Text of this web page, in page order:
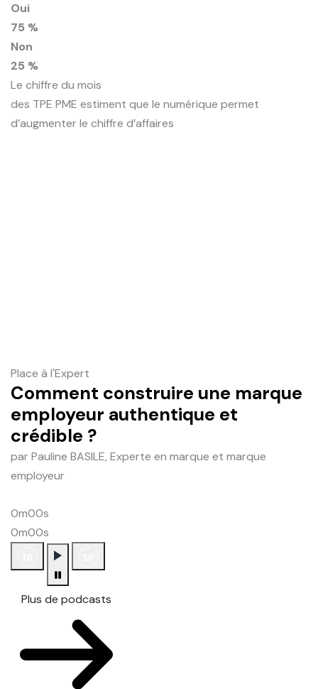
Oui
75 %
Non
25 %
Le chiffre du mois
des TPE PME estiment que le numérique permet
d’augmenter le chiffre d’affaires
Place à l'Expert
Comment construire une marque
employeur authentique et
crédible ?
par Pauline BASILE, Experte en marque et marque
employeur
0m00s
0m00s
Plus de podcasts